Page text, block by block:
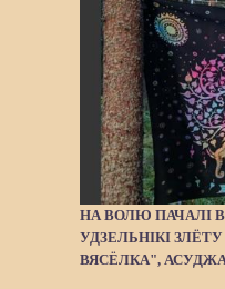
НА ВОЛЮ ПАЧАЛІ
УДЗЕЛЬНІКІ
ВЯСЁЛКА",